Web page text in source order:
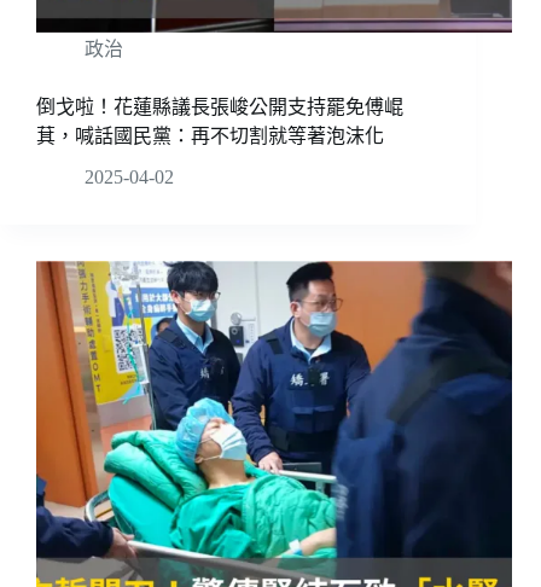
政治
倒戈啦！花蓮縣議長張峻公開支持罷免傅崐
萁，喊話國民黨：再不切割就等著泡沫化
2025-04-02